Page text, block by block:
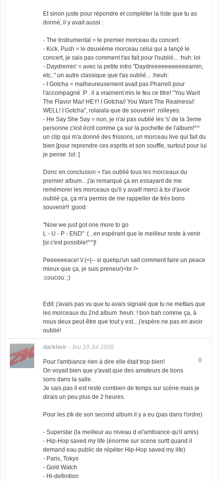
Et sinon juste pour répondre et compléter la liste que tu as
donné, il y avait aussi :
- The Instrumental = le premier morceau du concert.
- Kick, Push = le deuxième morceau celui qui a lançé le
concert, je sais pas comment t'as fait pour l'oublié... :huh: lol
- Daydremin' = avec la petite intro "Daydreeeeeeeeeeeamin,
etc.." un autre classique que t'as oublié... :heuh:
- I Gotcha = malheureusement avait pas Pharrell pour
l'accompagné :P . il a vraiment mis le feu ce titre! "You Want
The Flavor Ma// HEY! I Gotcha// You Want The Realness//
WELL! I Gotcha", rolalala que de souvenir! :rolleyes:
- He Say She Say = non, je n'ai pas oublié les 's' de la 3eme
personne c'est écrit comme ça sur la pochette de l'album!^^
un clip qui m'a donné des frissons, un morceau live qui fait du
bien [pour reprendre ces esprits et son souffle, surtout pour lui
je pense :lol: ]
Donc en conclusion = t'as oublié tous les morceaux du
premier album... j'ai remarqué ça en essayant de me
remémorer les morceaux qu'il y avait! merci à toi d'avoir
oublié ça, ça m'a permis de me rappeller de très bons
souvenir!! :good:
"Now we just got one more to go
L - U - P - END" :( , en espérant que le meilleur reste à venir
[si c'est possible!^^]!
Peeeeeeace! \/ (<|-- si quelqu'un sait comment faire un peace
mieux que ça, je suis preneur)<br />
:coucou: ;)
Edit: j'avais pas vu que tu avais signalé que tu ne mettais que
les morceaux du 2nd album :heuh: ! bon bah comme ça, à
nous deux peut-être que tout y est... j'espère ne pas en avoir
oublié!
darkheir- Jeu 10 Jul 2008
0
Pour l'ambiance rien à dire elle était trop bien!
On voyait bien que y'avait que des amateurs de bons
sons dans la salle.
Je sais pas il est resté combien de temps sur scène mais je
dirais un peu plus de 2 heures.
Pour les zik de son second album il y a eu (pas dans l'ordre)
- Superstar (la meilleur au niveau d el'ambiance qu'il amis)
- Hip-Hop saved my life (énorme sur scene surtt quand il
demand eau public de répéter Hip-Hop saved my life)
- Paris, Tokyo
- Gold Watch
- Hi-definition